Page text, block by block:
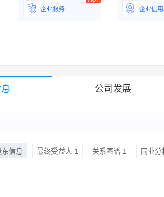
企业服务
企业信
公司发展
东信息 最终受益人 1 关系图谱 1 同业分